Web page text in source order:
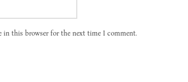
in this browser for the next time I comment.